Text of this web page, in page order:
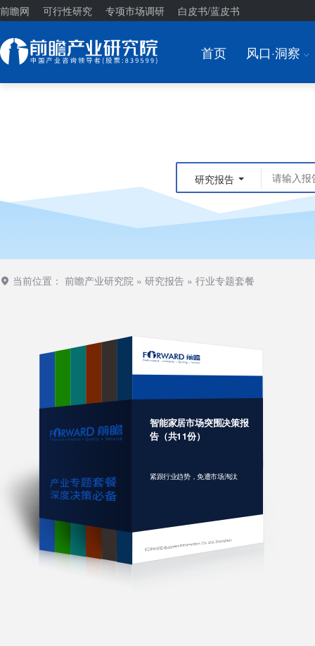
前瞻网 可行性研究 专项市场调研 白皮书/蓝皮书
首页 风口·洞察 I
研究报告
当前位置： 前瞻产业研究院 » 研究报告 » 行业专题套餐
智能家居市场突围决策报
告（共11份）
紧跟行业趋势，免遭市场淘汰